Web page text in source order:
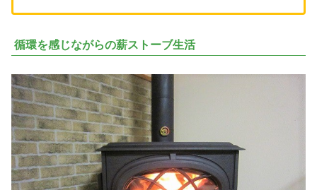
循環を感じながらの薪ストーブ生活